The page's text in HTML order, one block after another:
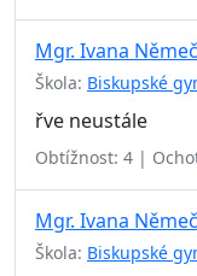
Mgr. Ivana
Škola: Biskupské
řve neustále
Obtížnost: 4 |
Mgr. Ivana
Škola: Biskupské